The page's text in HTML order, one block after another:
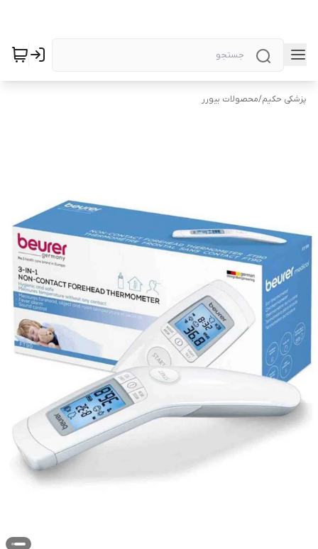
پزشکی حکیم/محصولات بیورر